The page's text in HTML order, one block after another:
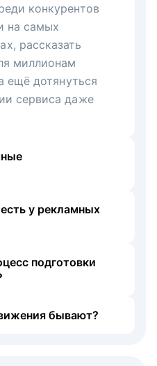
конкурентов
на самых
рассказать
миллионам
ещё дотянуться
сервиса даже
у рекламных
подготовки
бывают?